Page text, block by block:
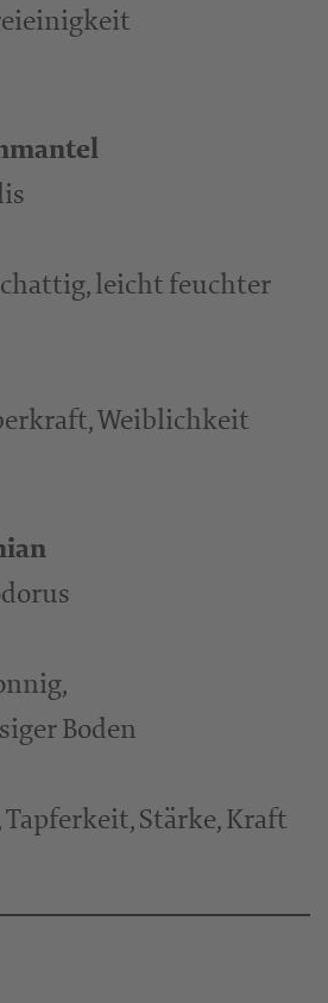
leicht feuchter
Weiblichkeit
Boden
Stärke, Kraft